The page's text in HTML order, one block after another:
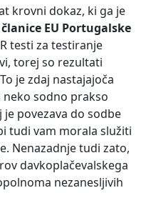
krovni dokaz, ki ga je
EU Portugalske
testi za testiranje
torej so rezultati
je zdaj nastajajoča
neko sodno prakso
je povezava do sodbe
tudi vam morala služiti
Nenazadnje tudi zato,
davkoplačevalskega
nezanesljivih